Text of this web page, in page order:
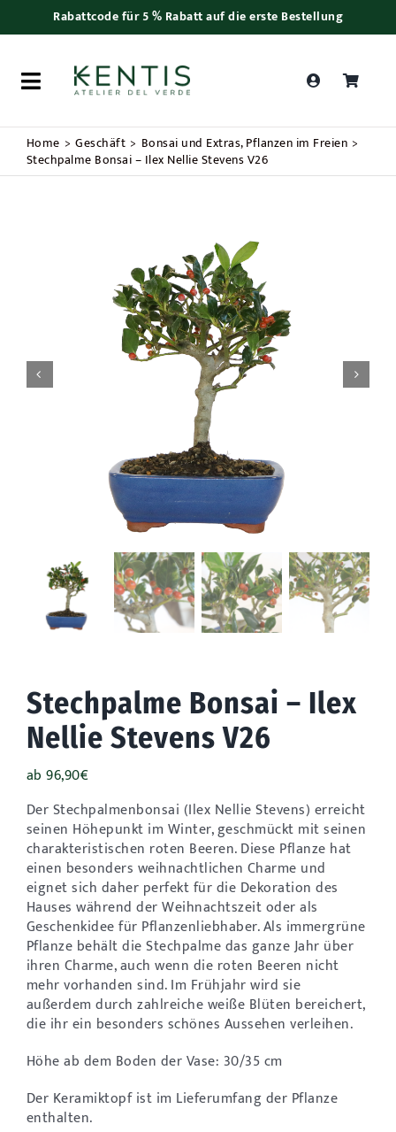
Rabattcode für 5 % Rabatt auf die erste Bestellung
Toggle
Navigation
Products
search
Zubehör
Home Geschäft Bonsai und Extras Pflanzen im Freien
Stechpalme Bonsai – Ilex Nellie Stevens V26
 
Stechpalme Bonsai – Ilex
Nellie Stevens V26
ab96,90€
Der Stechpalmenbonsai (Ilex Nellie Stevens) erreicht
seinen Höhepunkt im Winter, geschmückt mit seinen
charakteristischen roten Beeren. Diese Pflanze hat
einen besonders weihnachtlichen Charme und
eignet sich daher perfekt für die Dekoration des
Hauses während der Weihnachtszeit oder als
Geschenkidee für Pflanzenliebhaber. Als immergrüne
Pflanze behält die Stechpalme das ganze Jahr über
ihren Charme, auch wenn die roten Beeren nicht
mehr vorhanden sind. Im Frühjahr wird sie
außerdem durch zahlreiche weiße Blüten bereichert,
die ihr ein besonders schönes Aussehen verleihen.
Höhe ab dem Boden der Vase: 30/35 cm
Der Keramiktopf ist im Lieferumfang der Pflanze
enthalten.